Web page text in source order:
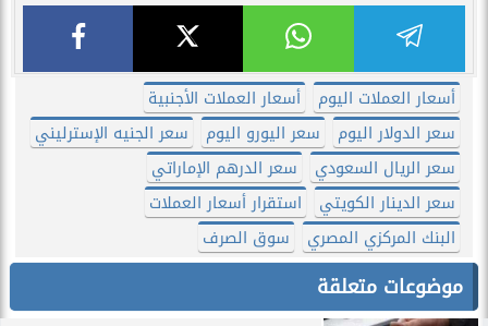
أسعار العملات اليوم
أسعار العملات الأجنبية
سعر الدولار اليوم
سعر اليورو اليوم
سعر الجنيه الإسترليني
سعر الريال السعودي
سعر الدرهم الإماراتي
سعر الدينار الكويتي
استقرار أسعار العملات
البنك المركزي المصري
سوق الصرف
موضوعات متعلقة